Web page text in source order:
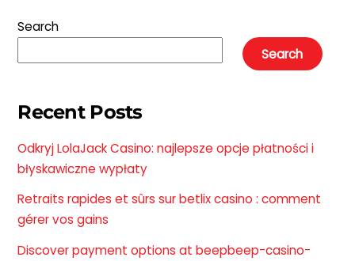
Search
Search
Recent Posts
Odkryj LolaJack Casino: najlepsze opcje płatności i
błyskawiczne wypłaty
Retraits rapides et sûrs sur betlix casino : comment
gérer vos gains
Discover payment options at beepbeep-casino-